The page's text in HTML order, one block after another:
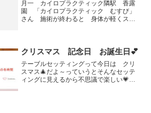
月一 カイロプラクティック隣駅 香露
園 「カイロプラクティック むすび」
さん 施術が終わると 身体が軽くスッ
キラキラ過ごせます（笑...
クリスマス 記念日 お誕生日💕
テーブルセッティングって今日は クリ
スマス🎄だよ～っていうとそんなセッテ
ィングに見えるから不思議で楽しい💗ク